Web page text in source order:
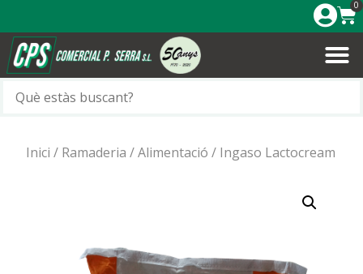
0
Inici / Ramaderia /Alimentació / Ingaso Lactocream